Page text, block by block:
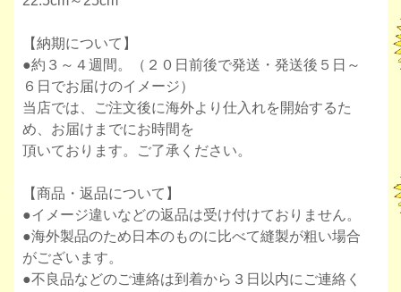
【納期について】
●約３～４週間。（２０日前後で発送・発送後５日～
６日でお届けのイメージ）
当店では、ご注文後に海外より仕入れを開始するた
め、お届けまでにお時間を
頂いております。ご了承ください。
【商品・返品について】
●イメージ違いなどの返品は受け付けておりません。
●海外製品のため日本のものに比べて縫製が粗い場合
がございます。
●不良品などのご連絡は到着から３日以内にご連絡く